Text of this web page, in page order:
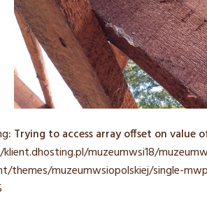
: Trying to access array offset on value
muzeumwsi18/
themes/muzeumwsiopolskiej/single-